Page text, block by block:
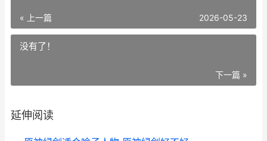
« 上一篇 2026-05-23
没有了！
下一篇 »
延伸阅读